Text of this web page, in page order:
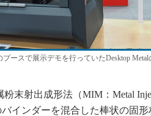
ースで展示デモを行っていたDesktop
末射出成形法（MIM：Metal
インダーを混合した棒状の固